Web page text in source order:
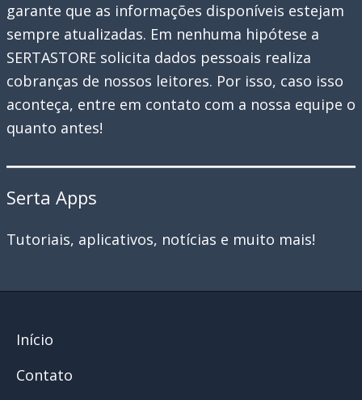
garante que as informações disponíveis estejam
sempre atualizadas. Em nenhuma hipótese a
SERTASTORE solicita dados pessoais realiza
cobranças de nossos leitores. Por isso, caso isso
aconteça, entre em contato com a nossa equipe o
quanto antes!
Serta Apps
Tutoriais, aplicativos, notícias e muito mais!
Início
Contato